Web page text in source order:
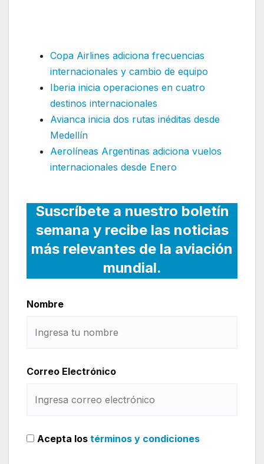
Copa Airlines adiciona frecuencias
internacionales y cambio de equipo
Iberia inicia operaciones en cuatro
destinos internacionales
Avianca inicia dos rutas inéditas desde
Medellín
Aerolíneas Argentinas adiciona vuelos
internacionales desde Enero
Suscríbete a nuestro boletín
semana y recibe las noticias
más relevantes de la aviación
mundial.
Nombre
Correo Electrónico
Acepta los términos y condiciones